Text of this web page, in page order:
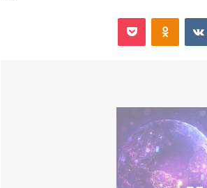
‏VKontakte
Odnoklassniki
‫Pocket